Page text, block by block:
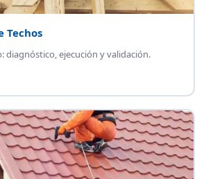
Techos
diagnóstico, ejecución y validación.